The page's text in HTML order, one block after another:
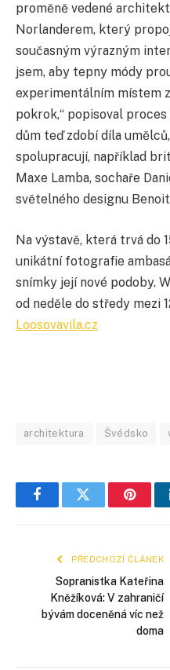
proměně vedené
Norlanderem, který
současným výrazným
jsem, aby tepny módy
experimentálním místem
pokrok,“ popisoval
dům teď zdobí díla
spolupracují, například
Maxe Lamba, sochaře
světelného designu
Na výstavě, která trvá do
unikátní fotografie
snímky její nové podoby.
od neděle do středy mezi
Loosovavila.cz
architektura Švédsko
FacebookTwitter
PŘEDCHOZÍ ČLÁNEK
Sopranistka Kateřina
Kněžíková: V zahraničí
bývám doceněná víc než
doma